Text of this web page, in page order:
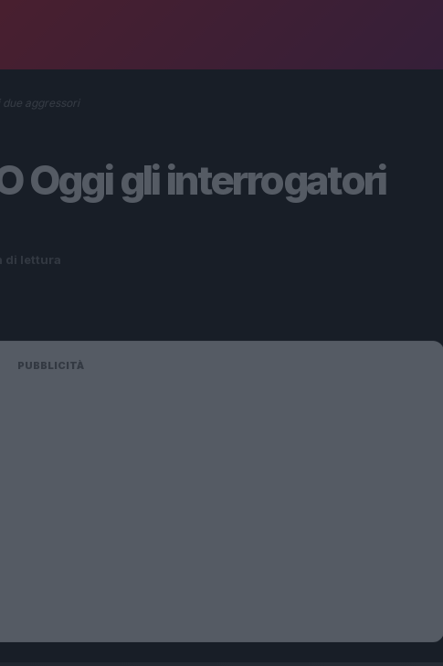
due aggressori
Oggi gli interrogatori
di lettura
PUBBLICITÀ